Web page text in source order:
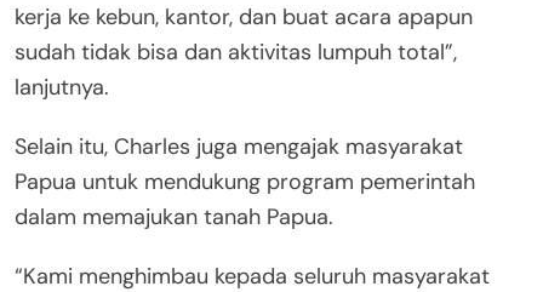
kerja ke kebun, kantor, dan buat acara apapun
sudah tidak bisa dan aktivitas lumpuh total”,
lanjutnya.
Selain itu, Charles juga mengajak masyarakat
Papua untuk mendukung program pemerintah
dalam memajukan tanah Papua.
“Kami menghimbau kepada seluruh masyarakat